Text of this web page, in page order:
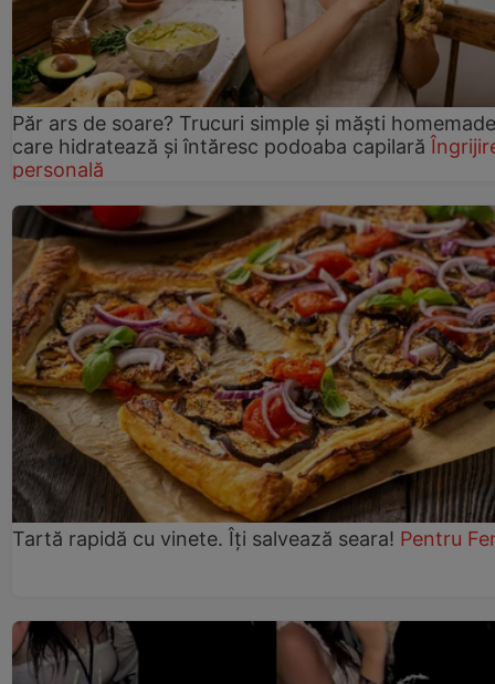
Păr ars de soare? Trucuri simple și măști homemade
care hidratează și întăresc podoaba capilară
personală
Tartă rapidă cu vinete. Îți salvează seara! Pentru